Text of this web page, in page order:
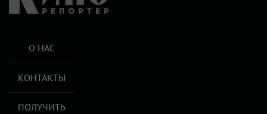
О НАС
КОНТАКТЫ
ПОЛУЧИТЬ